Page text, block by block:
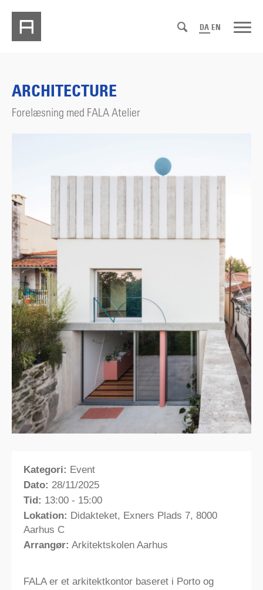
DA EN
ARCHITECTURE
Forelæsning med FALA Atelier
Kategori: Event
Dato: 28/11/2025
Tid: 13:00 - 15:00
Lokation: Didakteket, Exners Plads 7, 8000
Aarhus C
Arrangør: Arkitektskolen Aarhus
FALA er et arkitektkontor baseret i Porto og